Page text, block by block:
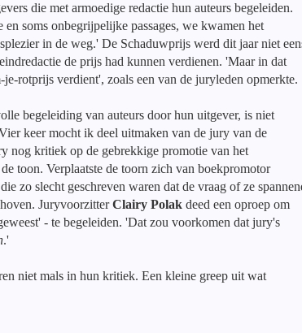
die met armoedige redactie hun auteurs begeleiden.
soms onbegrijpelijke passages, we kwamen het
in de weg.' De Schaduwprijs werd dit jaar niet
de prijs had kunnen verdienen. 'Maar in dat
rotprijs verdient', zoals een van de juryleden opmerkte.
begeleiding van auteurs door hun uitgever, is niet
keer mocht ik deel uitmaken van de jury van de
nog kritiek op de gebrekkige promotie van het
toon. Verplaatste de toorn zich van boekpromotor
zo slecht geschreven waren dat de vraag of ze
JuryvoorzitterClairy Polak deed een oproep om
- te begeleiden. 'Dat zou voorkomen dat jury's
.'
niet mals in hun kritiek. Een kleine greep uit wat